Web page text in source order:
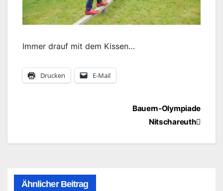
Immer drauf mit dem Kissen…
Drucken E-Mail
BeitragsnavigationBauern-Olympiade
Nitschareuth
Ähnlicher Beitrag